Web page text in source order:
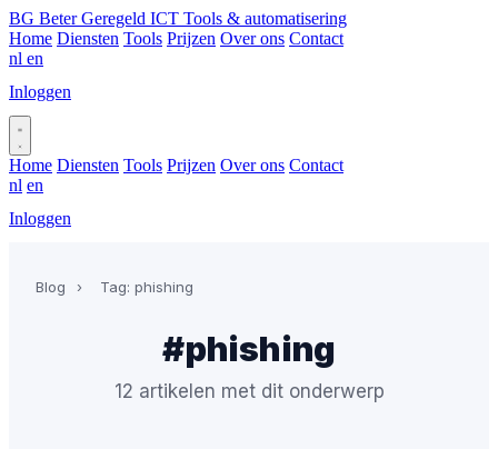
BG Beter Geregeld ICT Tools & automatisering
Home Diensten Tools Prijzen Over ons Contact
nl en
Inloggen
Home Diensten Tools Prijzen Over ons Contact
nl en
Inloggen
Blog › Tag: phishing
#phishing
12 artikelen met dit onderwerp